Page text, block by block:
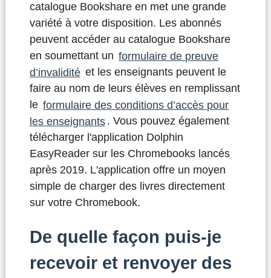
catalogue Bookshare en met une grande
variété à votre disposition. Les abonnés
peuvent accéder au catalogue Bookshare
en soumettant un formulaire de preuve
d’invalidité et les enseignants peuvent le
faire au nom de leurs élèves en remplissant
le formulaire des conditions d’accès pour
les enseignants . Vous pouvez également
télécharger l'application Dolphin
EasyReader sur les Chromebooks lancés
après 2019. L'application offre un moyen
simple de charger des livres directement
sur votre Chromebook.
De quelle façon puis-je
recevoir et renvoyer des